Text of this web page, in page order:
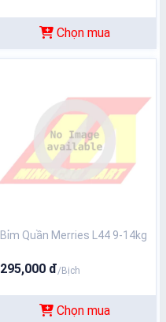
Chọn mua
Bỉm Quần Merries L44 9-14kg
295,000 đ/Bịch
Chọn mua